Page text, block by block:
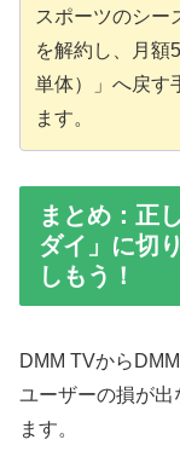
スポーツのシー
を解約し、月額
単体）」へ戻す
ます。
まとめ：正
ダイ」に切
しもう！
DMM TVから
ユーザーの損が
ます。